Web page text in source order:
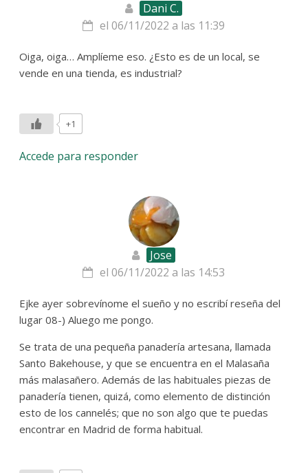
Dani C.
el 06/11/2022 a las 11:39
Oiga, oiga… Amplíeme eso. ¿Esto es de un local, se
vende en una tienda, es industrial?
+1
Accede para responder
Jose
el 06/11/2022 a las 14:53
Ejke ayer sobrevínome el sueño y no escribí reseña del
lugar 08-) Aluego me pongo.
Se trata de una pequeña panadería artesana, llamada
Santo Bakehouse, y que se encuentra en el Malasaña
más malasañero. Además de las habituales piezas de
panadería tienen, quizá, como elemento de distinción
esto de los cannelés; que no son algo que te puedas
encontrar en Madrid de forma habitual.